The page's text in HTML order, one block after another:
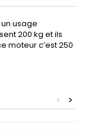
usage
200 kg et ils
moteur c’est 250
>
<